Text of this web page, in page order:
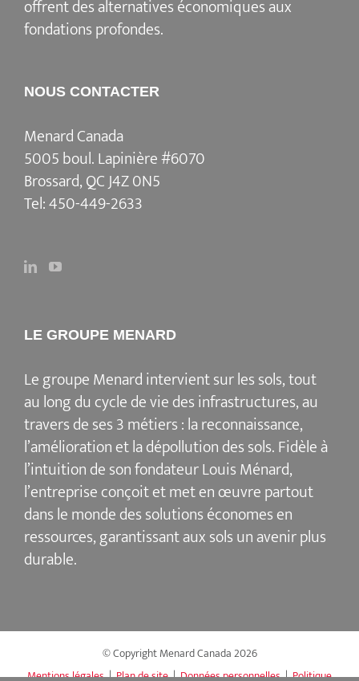
offrent des alternatives économiques aux
fondations profondes.
NOUS CONTACTER
Menard Canada
5005 boul. Lapinière #6070
Brossard, QC J4Z 0N5
Tel:450-449-2633
LE GROUPE MENARD
Le groupe Menard intervient sur les sols, tout
au long du cycle de vie des infrastructures, au
travers de ses 3 métiers : la reconnaissance,
l’amélioration et la dépollution des sols. Fidèle à
l’intuition de son fondateur Louis Ménard,
l’entreprise conçoit et met en œuvre partout
dans le monde des solutions économes en
ressources, garantissant aux sols un avenir plus
durable.
© Copyright Menard Canada2026
Mentions légales|Plan de site|Données personnelles|Politique